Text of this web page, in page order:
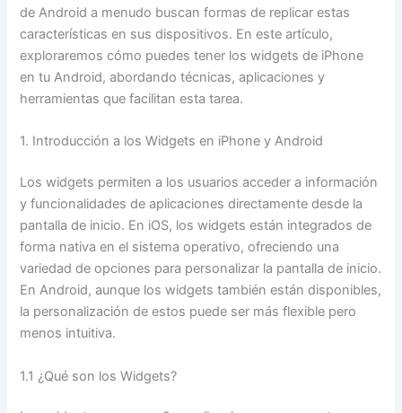
de Android a menudo buscan formas de replicar estas
características en sus dispositivos. En este artículo,
exploraremos cómo puedes tener los widgets de iPhone
en tu Android, abordando técnicas, aplicaciones y
herramientas que facilitan esta tarea.
1. Introducción a los Widgets en iPhone y Android
Los widgets permiten a los usuarios acceder a información
y funcionalidades de aplicaciones directamente desde la
pantalla de inicio. En iOS, los widgets están integrados de
forma nativa en el sistema operativo, ofreciendo una
variedad de opciones para personalizar la pantalla de inicio.
En Android, aunque los widgets también están disponibles,
la personalización de estos puede ser más flexible pero
menos intuitiva.
1.1 ¿Qué son los Widgets?